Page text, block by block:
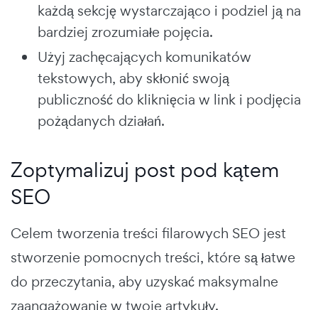
każdą sekcję wystarczająco i podziel ją na
bardziej zrozumiałe pojęcia.
Użyj zachęcających komunikatów
tekstowych, aby skłonić swoją
publiczność do kliknięcia w link i podjęcia
pożądanych działań.
Zoptymalizuj post pod kątem
SEO
Celem tworzenia treści filarowych SEO jest
stworzenie pomocnych treści, które są łatwe
do przeczytania, aby uzyskać maksymalne
zaangażowanie w twoje artykuły.